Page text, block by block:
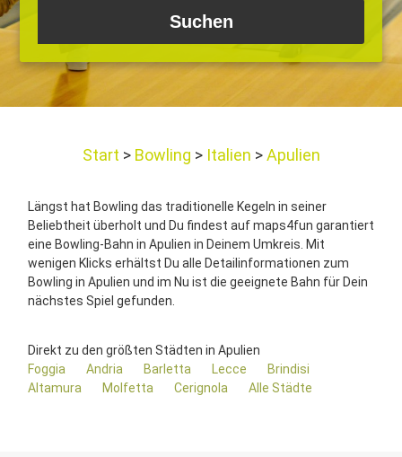
Start Bowling Italien Apulien
Längst hat Bowling das traditionelle Kegeln in seiner
Beliebtheit überholt und Du findest auf maps4fun garantiert
eine Bowling-Bahn in Apulien in Deinem Umkreis. Mit
wenigen Klicks erhältst Du alle Detailinformationen zum
Bowling in Apulien und im Nu ist die geeignete Bahn für Dein
nächstes Spiel gefunden.
Direkt zu den größten Städten in Apulien
Foggia
Andria Barletta Lecce
Brindisi
Altamura
Molfetta Cerignola Alle Städte